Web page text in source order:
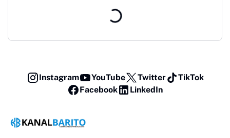
Instagram YouTube Twitter
TikTok
Facebook
LinkedIn